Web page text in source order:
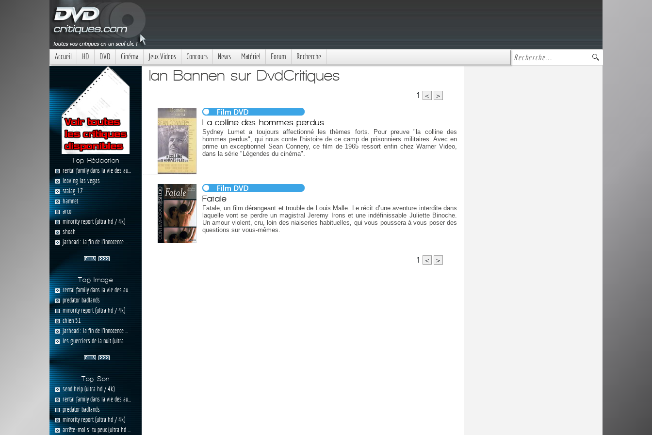
Accueil HD DVD Cinéma Jeux Videos Concours News Matériel Forum Recherche
Top Rédaction
rental family dans la vie des au...
leaving las vegas
stalag 17
hamnet
arco
minority report (ultra hd / 4k)
shoah
jarhead : la fin de l'innocence ...
Top Image
rental family dans la vie des au...
predator badlands
minority report (ultra hd / 4k)
chien 51
jarhead : la fin de l'innocence ...
les guerriers de la nuit (ultra ...
Top Son
send help (ultra hd / 4k)
rental family dans la vie des au...
predator badlands
minority report (ultra hd / 4k)
arrête-moi si tu peux (ultra hd ...
Ian Bannen sur DvdCritiques
1 < >
La colline des hommes perdus
Sydney Lumet a toujours affectionné les thèmes forts. Pour preuve "la colline des
hommes perdus", qui nous conte l'histoire de ce camp de prisonniers militaires. Avec en
prime un exceptionnel Sean Connery, ce film de 1965 ressort enfin chez Warner Video,
dans la série "Légendes du cinéma".
Fatale
Fatale, un film dérangeant et trouble de Louis Malle. Le récit d’une aventure interdite dans
laquelle vont se perdre un magistral Jeremy Irons et une indéfinissable Juliette Binoche.
Un amour violent, cru, loin des niaiseries habituelles, qui vous poussera à vous poser des
questions sur vous-mêmes.
1 < >